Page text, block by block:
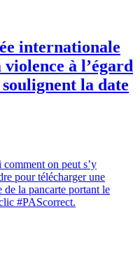
internationale
à l’égard
la date
comment on peut s’y
pour télécharger une
de la pancarte portant le
#PAScorrect.